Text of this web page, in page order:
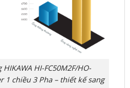
HI-FC50M2F/HO-
1 chiều 3 Pha – thiết kế sang